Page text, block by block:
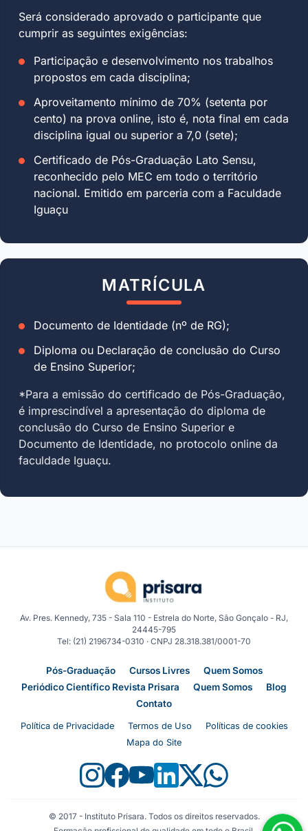
Será considerado aprovado o participante que
cumprir as seguintes exigências:
Participação e desenvolvimento nos trabalhos
propostos em cada disciplina;
Aproveitamento mínimo de 70% (setenta por
cento) na prova online, isto é, nota final em cada
disciplina igual ou superior a 7,0 (sete);
Certificado de Pós-Graduação Lato Sensu,
reconhecido pelo MEC em todo o território
nacional. Emitido em parceria com a Faculdade
Iguaçu
MATRÍCULA
Documento de Identidade (nº de RG);
Diploma ou Declaração de conclusão do Curso
de Ensino Superior;
*Para a emissão do certificado de Pós-Graduação,
é imprescindível a apresentação do diploma de
conclusão do Curso de Ensino Superior e
Documento de Identidade, no protocolo online da
faculdade Iguaçu.
Av. Pres. Kennedy, 735 - Sala 110 - Estrela do Norte, São Gonçalo - RJ,
24445-795
Tel: (21) 2196734-0310 · CNPJ 28.318.381/0001-70
Pós-Graduação Cursos Livres
Quem Somos
Periódico Científico Revista Prisara
Quem Somos
Blog
Contato
Política de Privacidade Termos de Uso
Políticas de cookies
Mapa do Site
© 2017 - Instituto Prisara. Todos os direitos reservados.